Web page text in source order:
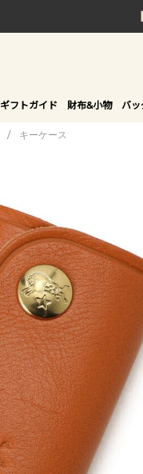
8/17(月
贈る相手
ギフトガイド 財布&小物 バッ
/ キーケース